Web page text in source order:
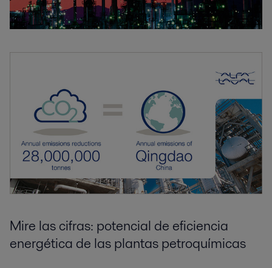
Mire las cifras: potencial de eficiencia
energética de las plantas petroquímicas